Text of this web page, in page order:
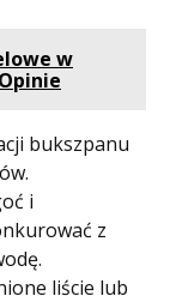
w
bukszpanu
i
z
liście lub